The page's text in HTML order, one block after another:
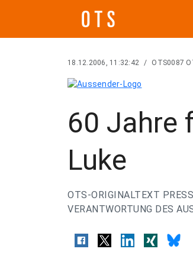
18.12.2006, 11:32:42 / OTS0087
60 Jahre
Luke
OTS-ORIGINALTEXT
VERANTWORTUNG DES